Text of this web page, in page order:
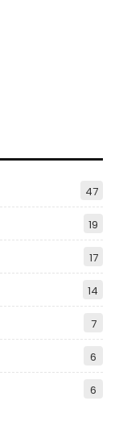
47
19
17
14
7
6
6